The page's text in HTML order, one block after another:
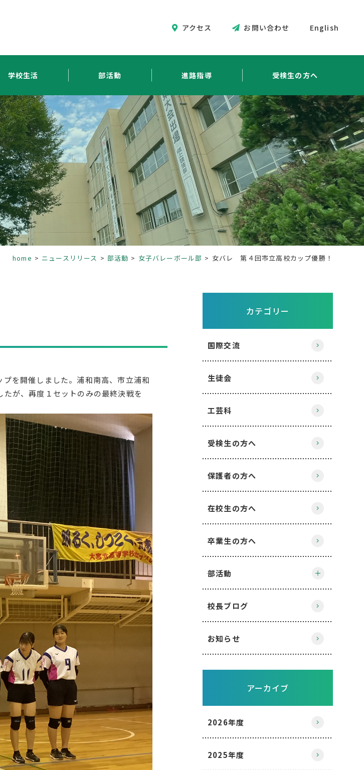
学校生活 部活動 進路指導 受検生の方へ
アクセス お問い合わせ English
home ニュースリリース 部活動 女子バレーボール部 女バレ 第４回市立高校カップ優勝！
を開催しました。浦和南高、市立浦和
が、再度１セットのみの最終決戦を
カテゴリー
国際交流
生徒会
工芸科
受検生の方へ
保護者の方へ
在校生の方へ
卒業生の方へ
部活動
校長ブログ
お知らせ
アーカイブ
2026年度
2025年度